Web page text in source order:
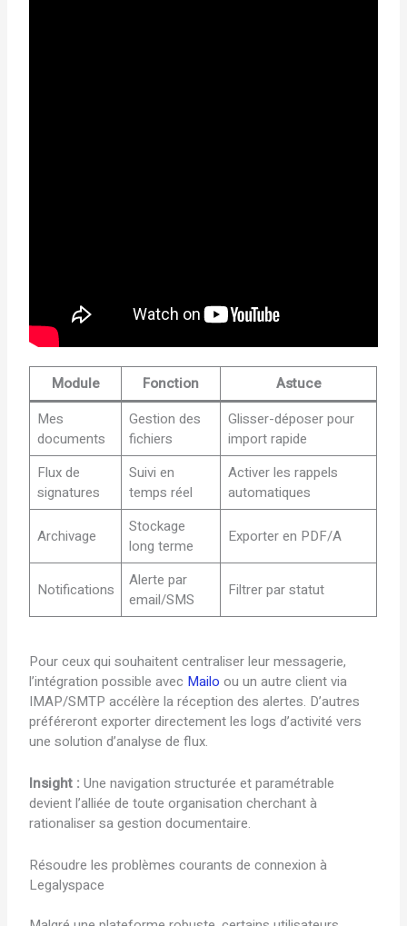
Module Fonction
Astuce
Mes
documents
Gestion des
fichiers
Glisser-déposer pour
import rapide
Flux de
signatures
Suivi en
temps réel
Activer les rappels
automatiques
Archivage
Stockage
long terme
Exporter en PDF/A
Notifications
Alerte par
email/SMS
Filtrer par statut
Pour ceux qui souhaitent centraliser leur messagerie,
l’intégration possible avec Mailo ou un autre client via
IMAP/SMTP accélère la réception des alertes. D’autres
préféreront exporter directement les logs d’activité vers
une solution d’analyse de flux.
Insight : Une navigation structurée et paramétrable
devient l’alliée de toute organisation cherchant à
rationaliser sa gestion documentaire.
Résoudre les problèmes courants de connexion à
Legalyspace